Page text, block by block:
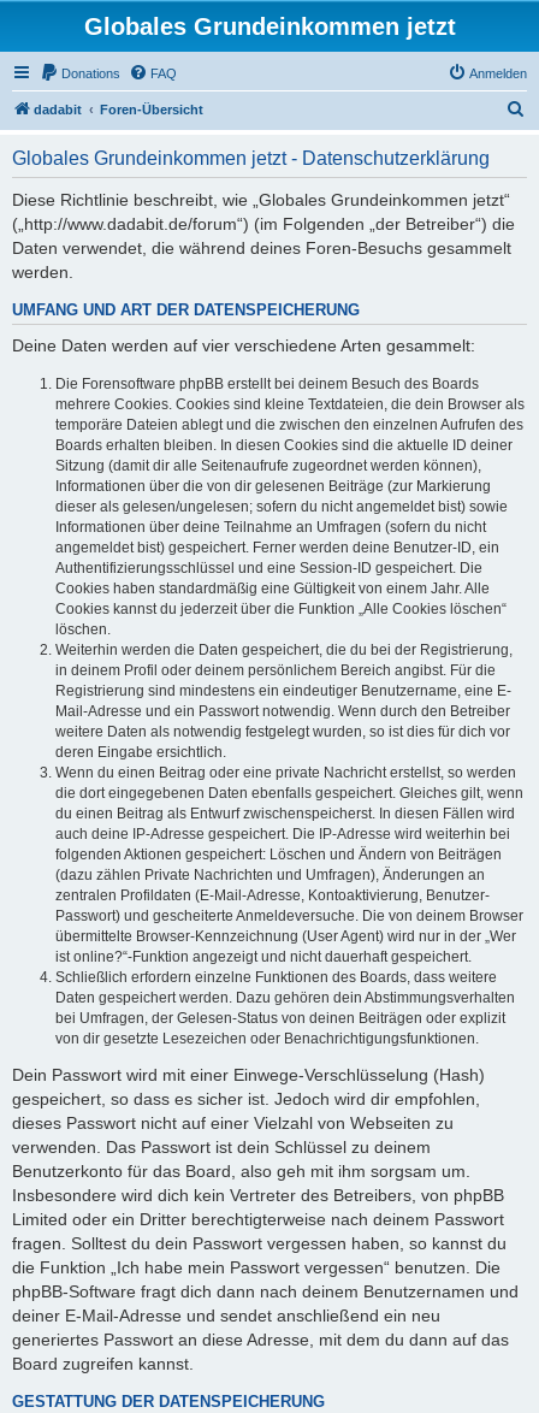
Globales Grundeinkommen jetzt
Donations FAQ Anmelden
dadabit Foren-Übersicht
Globales Grundeinkommen jetzt - Datenschutzerklärung
Diese Richtlinie beschreibt, wie „Globales Grundeinkommen jetzt“
(„http://www.dadabit.de/forum“) (im Folgenden „der Betreiber“) die
Daten verwendet, die während deines Foren-Besuchs gesammelt
werden.
UMFANG UND ART DER DATENSPEICHERUNG
Deine Daten werden auf vier verschiedene Arten gesammelt:
Die Forensoftware phpBB erstellt bei deinem Besuch des Boards
mehrere Cookies. Cookies sind kleine Textdateien, die dein Browser als
temporäre Dateien ablegt und die zwischen den einzelnen Aufrufen des
Boards erhalten bleiben. In diesen Cookies sind die aktuelle ID deiner
Sitzung (damit dir alle Seitenaufrufe zugeordnet werden können),
Informationen über die von dir gelesenen Beiträge (zur Markierung
dieser als gelesen/ungelesen; sofern du nicht angemeldet bist) sowie
Informationen über deine Teilnahme an Umfragen (sofern du nicht
angemeldet bist) gespeichert. Ferner werden deine Benutzer-ID, ein
Authentifizierungsschlüssel und eine Session-ID gespeichert. Die
Cookies haben standardmäßig eine Gültigkeit von einem Jahr. Alle
Cookies kannst du jederzeit über die Funktion „Alle Cookies löschen“
löschen.
Weiterhin werden die Daten gespeichert, die du bei der Registrierung,
in deinem Profil oder deinem persönlichem Bereich angibst. Für die
Registrierung sind mindestens ein eindeutiger Benutzername, eine E-
Mail-Adresse und ein Passwort notwendig. Wenn durch den Betreiber
weitere Daten als notwendig festgelegt wurden, so ist dies für dich vor
deren Eingabe ersichtlich.
Wenn du einen Beitrag oder eine private Nachricht erstellst, so werden
die dort eingegebenen Daten ebenfalls gespeichert. Gleiches gilt, wenn
du einen Beitrag als Entwurf zwischenspeicherst. In diesen Fällen wird
auch deine IP-Adresse gespeichert. Die IP-Adresse wird weiterhin bei
folgenden Aktionen gespeichert: Löschen und Ändern von Beiträgen
(dazu zählen Private Nachrichten und Umfragen), Änderungen an
zentralen Profildaten (E-Mail-Adresse, Kontoaktivierung, Benutzer-
Passwort) und gescheiterte Anmeldeversuche. Die von deinem Browser
übermittelte Browser-Kennzeichnung (User Agent) wird nur in der „Wer
ist online?“-Funktion angezeigt und nicht dauerhaft gespeichert.
Schließlich erfordern einzelne Funktionen des Boards, dass weitere
Daten gespeichert werden. Dazu gehören dein Abstimmungsverhalten
bei Umfragen, der Gelesen-Status von deinen Beiträgen oder explizit
von dir gesetzte Lesezeichen oder Benachrichtigungsfunktionen.
Dein Passwort wird mit einer Einwege-Verschlüsselung (Hash)
gespeichert, so dass es sicher ist. Jedoch wird dir empfohlen,
dieses Passwort nicht auf einer Vielzahl von Webseiten zu
verwenden. Das Passwort ist dein Schlüssel zu deinem
Benutzerkonto für das Board, also geh mit ihm sorgsam um.
Insbesondere wird dich kein Vertreter des Betreibers, von phpBB
Limited oder ein Dritter berechtigterweise nach deinem Passwort
fragen. Solltest du dein Passwort vergessen haben, so kannst du
die Funktion „Ich habe mein Passwort vergessen“ benutzen. Die
phpBB-Software fragt dich dann nach deinem Benutzernamen und
deiner E-Mail-Adresse und sendet anschließend ein neu
generiertes Passwort an diese Adresse, mit dem du dann auf das
Board zugreifen kannst.
GESTATTUNG DER DATENSPEICHERUNG